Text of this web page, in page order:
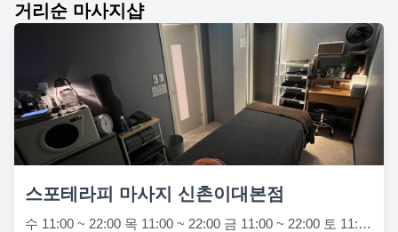
거리순 마사지샵
스포테라피 마사지 신촌이대본점
수 11:00 ~ 22:00 목 11:00 ~ 22:00 금 11:00 ~ 22:00 토 11:00 ~ 21:00 일 정기휴무 (매주 일요일) 월 11:00 ~ 22:00 화 11:00 ~ 22:00